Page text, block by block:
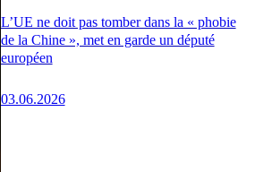
L’UE ne doit pas tomber dans la « phobie
de la Chine », met en garde un député
européen
03.06.2026